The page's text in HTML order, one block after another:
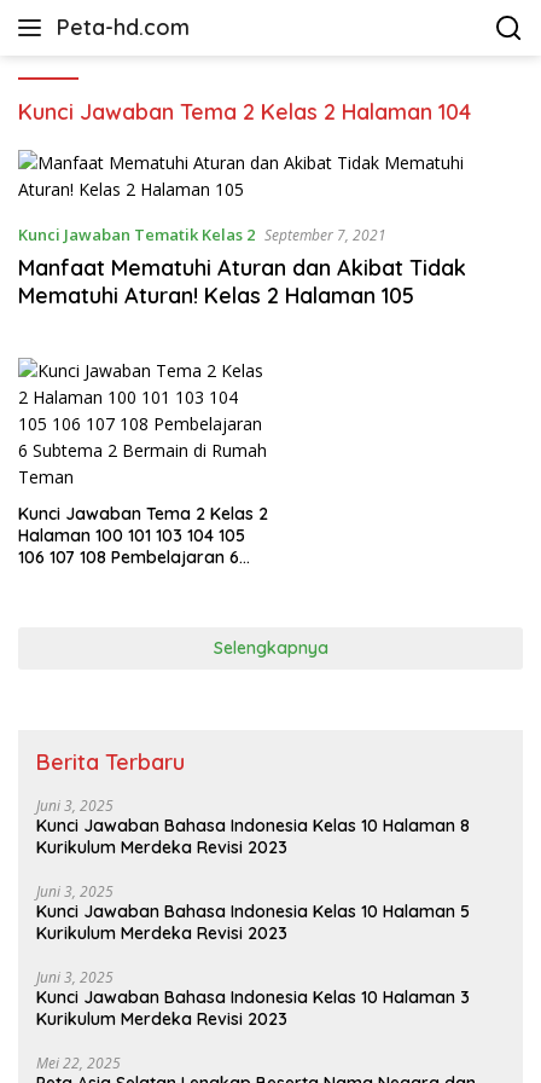
Peta-hd.com
Kumpulan
HD
Kunci Jawaban Tema 2 Kelas 2 Halaman 104
Kunci Jawaban Tematik Kelas 2 September 7, 2021
Manfaat Mematuhi Aturan dan Akibat Tidak
Mematuhi Aturan! Kelas 2 Halaman 105
Kunci Jawaban Tema 2 Kelas 2
Halaman 100 101 103 104 105
106 107 108 Pembelajaran 6
Selengkapnya
Berita Terbaru
Juni 3, 2025
Kunci Jawaban Bahasa Indonesia Kelas 10 Halaman 8
Kurikulum Merdeka Revisi 2023
Juni 3, 2025
Kunci Jawaban Bahasa Indonesia Kelas 10 Halaman 5
Kurikulum Merdeka Revisi 2023
Juni 3, 2025
Kunci Jawaban Bahasa Indonesia Kelas 10 Halaman 3
Kurikulum Merdeka Revisi 2023
Mei 22, 2025